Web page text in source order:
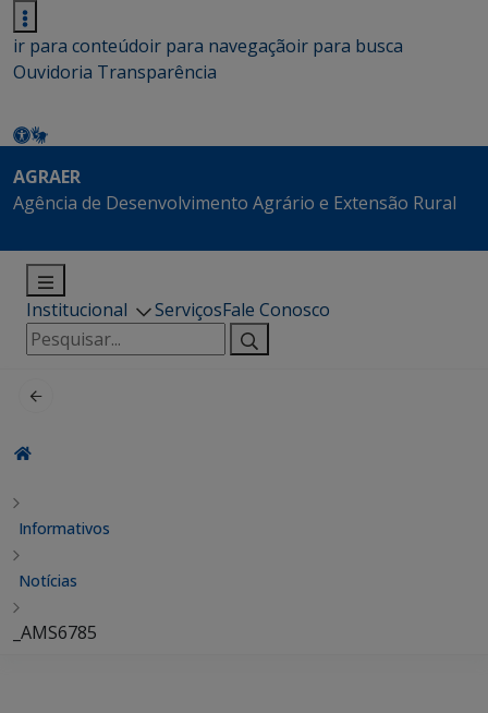
ir para conteúdoir para navegaçãoir para busca
Ouvidoria Transparência
AGRAER
Agência de Desenvolvimento Agrário e Extensão Rural
Institucional ServiçosFale Conosco
Pesquisar
por:
Informativos
Notícias
_AMS6785